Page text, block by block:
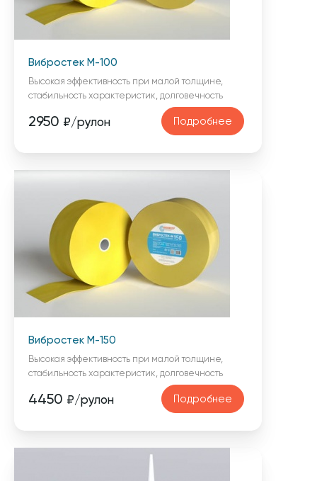
Вибростек М-100
Высокая эффективность при малой толщине,
стабильность характеристик, долговечность
2950 ₽/рулон Подробнее
Вибростек М-150
Высокая эффективность при малой толщине,
стабильность характеристик, долговечность
4450 ₽/рулон Подробнее